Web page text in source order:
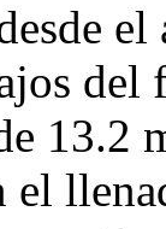
13.2
el